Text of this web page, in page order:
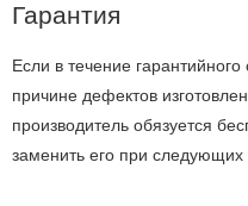
Гарантия
Если в течение
причине дефектов
производитель обязуется
заменить его при следующих